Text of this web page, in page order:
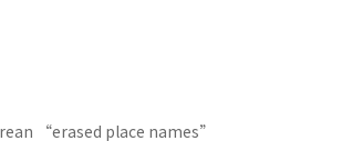
“erased place names”